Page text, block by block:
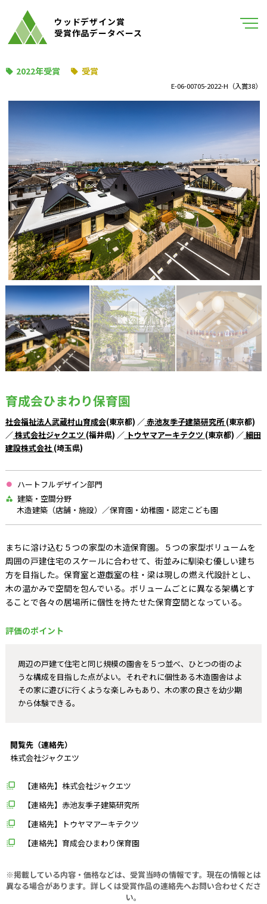
ウッドデザイン賞
受賞作品データベース
2022年受賞 受賞
E-06-00705-2022-H（入賞38）
育成会ひまわり保育園
社会福祉法人武蔵村山育成会(東京都) ／赤池友季子建築研究所(東京都)
／株式会社ジャクエツ (福井県) ／トウヤマアーキテクツ (東京都) ／細田
建設株式会社 (埼玉県)
ハートフルデザイン部門
建築・空間分野
木造建築（店舗・施設）／保育園・幼稚園・認定こども園
まちに溶け込む５つの家型の木造保育園。５つの家型ボリュームを
周囲の戸建住宅のスケールに合わせて、街並みに馴染む優しい建ち
方を目指した。保育室と遊戯室の柱・梁は現しの燃え代設計とし、
木の温かみで空間を包んでいる。ボリュームごとに異なる架構とす
ることで各々の居場所に個性を持たせた保育空間となっている。
評価のポイント
周辺の戸建て住宅と同じ規模の園舎を５つ並べ、ひとつの街のよ
うな構成を目指した点がよい。それぞれに個性ある木造園舎はよ
その家に遊びに行くような楽しみもあり、木の家の良さを幼少期
から体験できる。
閲覧先（連絡先）
株式会社ジャクエツ
【連絡先】株式会社ジャクエツ
【連絡先】赤池友季子建築研究所
【連絡先】トウヤマアーキテクツ
【連絡先】育成会ひまわり保育園
※掲載している内容・価格などは、受賞当時の情報です。現在の情報とは
異なる場合があります。 詳しくは受賞作品の連絡先へお問い合わせくださ
い。